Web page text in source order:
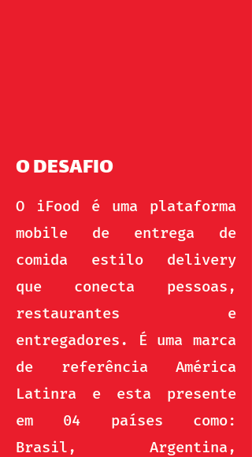
O DESAFIO
O iFood é uma plataforma
mobile de entrega de
comida estilo delivery
que conecta pessoas,
restaurantes e
entregadores. É uma marca
de referência América
Latinra e esta presente
em 04 países como:
Brasil, Argentina,